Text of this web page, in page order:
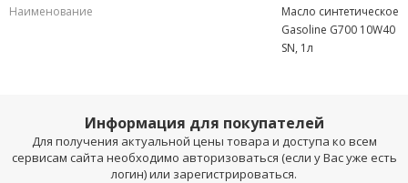
Наименование
Масло синтетическое
Gasoline G700 10W40
SN, 1л
Информация для покупателей
Для получения актуальной цены товара и доступа ко всем
сервисам сайта необходимо авторизоваться (если у Вас уже есть
логин) или зарегистрироваться.